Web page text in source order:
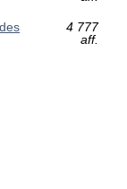
4 777
aff.